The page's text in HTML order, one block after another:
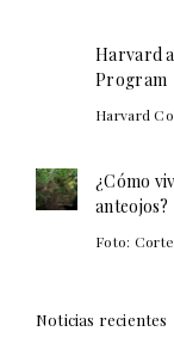
Harvard
Program
Harvard
¿Cómo
anteojos?
Foto:
Noticias recientes